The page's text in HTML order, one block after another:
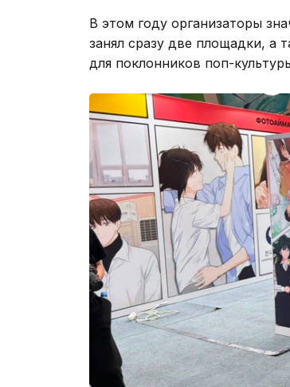
В этом году организаторы
занял сразу две площадки, а
для поклонников поп-